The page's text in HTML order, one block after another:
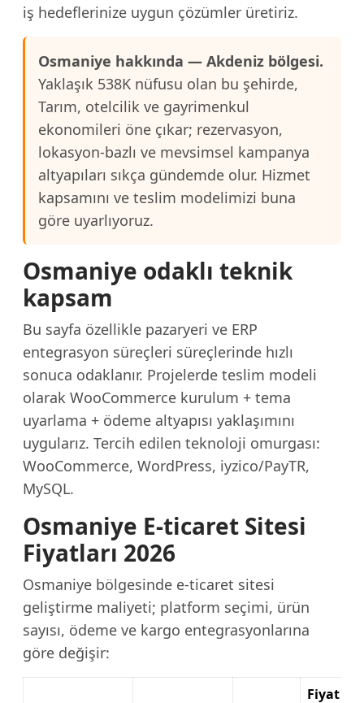
iş hedeflerinize uygun çözümler üretiriz.
Osmaniye hakkında — Akdeniz bölgesi.
Yaklaşık 538K nüfusu olan bu şehirde,
Tarım, otelcilik ve gayrimenkul
ekonomileri öne çıkar; rezervasyon,
lokasyon-bazlı ve mevsimsel kampanya
altyapıları sıkça gündemde olur. Hizmet
kapsamını ve teslim modelimizi buna
göre uyarlıyoruz.
Osmaniye odaklı teknik
kapsam
Bu sayfa özellikle pazaryeri ve ERP
entegrasyon süreçleri süreçlerinde hızlı
sonuca odaklanır. Projelerde teslim modeli
olarak WooCommerce kurulum + tema
uyarlama + ödeme altyapısı yaklaşımını
uygularız. Tercih edilen teknoloji omurgası:
WooCommerce, WordPress, iyzico/PayTR,
MySQL.
Osmaniye E-ticaret Sitesi
Fiyatları 2026
Osmaniye bölgesinde e-ticaret sitesi
geliştirme maliyeti; platform seçimi, ürün
sayısı, ödeme ve kargo entegrasyonlarına
göre değişir:
Fiyat